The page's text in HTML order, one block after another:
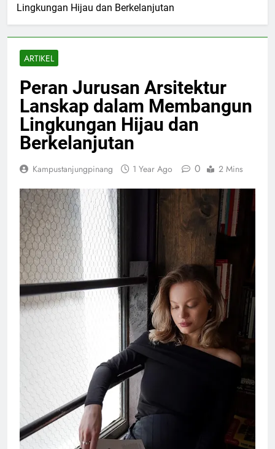
Lingkungan Hijau dan Berkelanjutan
ARTIKEL
Peran Jurusan Arsitektur
Lanskap dalam Membangun
Lingkungan Hijau dan
Berkelanjutan
Kampustanjungpinang 1 Year Ago 0 2 Mins